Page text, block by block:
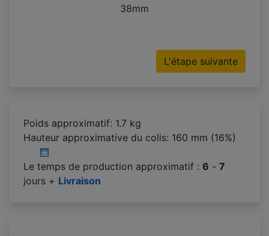
38mm
L'étape suivante
Poids approximatif: 1.7 kg
Hauteur approximative du colis: 160 mm (16%)
Le temps de production approximatif : 6 - 7
jours + Livraison